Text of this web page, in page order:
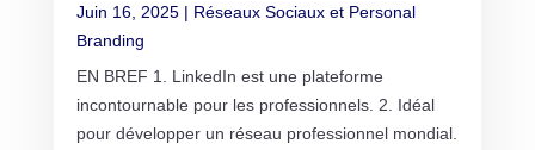
Juin 16, 2025| Réseaux Sociaux et Personal
Branding
EN BREF 1. LinkedIn est une plateforme
incontournable pour les professionnels. 2. Idéal
pour développer un réseau professionnel mondial.